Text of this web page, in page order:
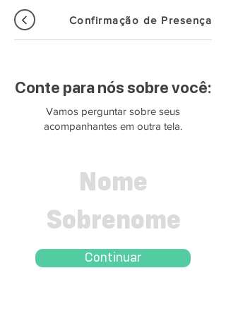
Confirmação de Presença
Conte para nós sobre você:
Vamos perguntar sobre seus
acompanhantes em outra tela.
Continuar